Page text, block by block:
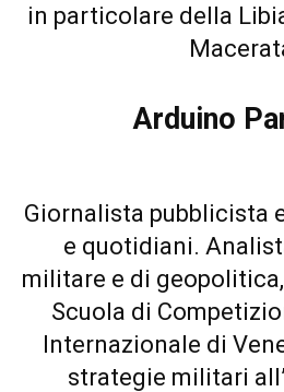
in particolare della
Arduino
Giornalista pubblicista
e quotidiani.
militare e di
Scuola di
Internazionale di
strategie militari